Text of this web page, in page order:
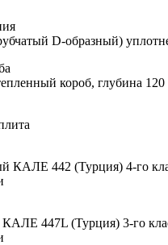
D-образный)
короб, глубина
КАЛЕ 442 (Турция) 4-го
447L (Турция) 3-го